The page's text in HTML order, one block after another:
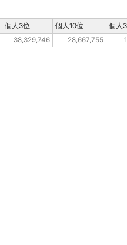
38,329,746 28,667,755
個人3位 個人10位 個人